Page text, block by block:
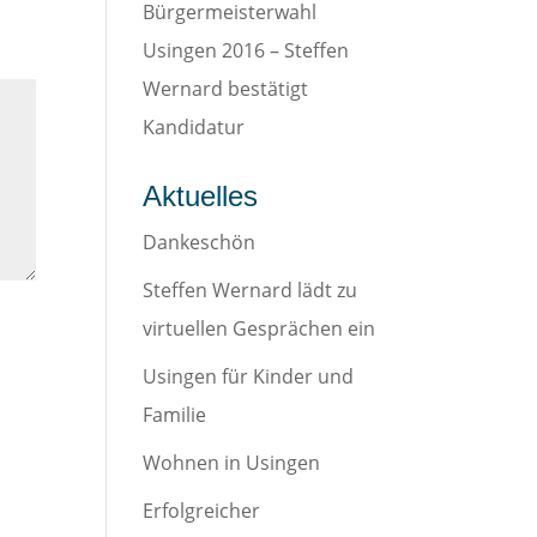
Bürgermeisterwahl
Usingen 2016 – Steffen
Wernard bestätigt
Kandidatur
Aktuelles
Dankeschön
Steffen Wernard lädt zu
virtuellen Gesprächen ein
Usingen für Kinder und
Familie
Wohnen in Usingen
Erfolgreicher